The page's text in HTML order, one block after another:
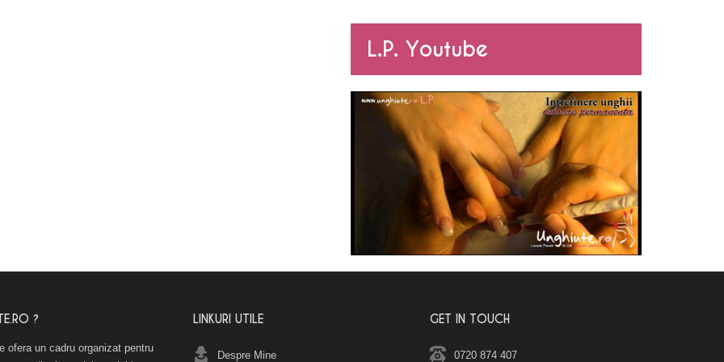
L.P. Youtube
?
ofera un cadru organizat pentru
LINKURI UTILE
Despre Mine
GET IN TOUCH
0720 874 407